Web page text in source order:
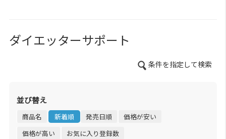
ダイエッターサポート
条件を指定して検索
並び替え
商品名 新着順 発売日順
価格が安い
価格が高い
お気に入り登録数